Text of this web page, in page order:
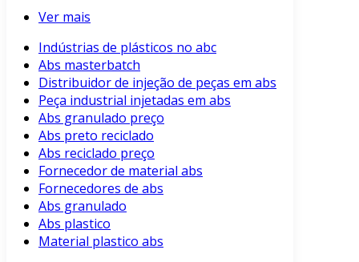
Ver mais
Indústrias de plásticos no abc
Abs masterbatch
Distribuidor de injeção de peças em abs
Peça industrial injetadas em abs
Abs granulado preço
Abs preto reciclado
Abs reciclado preço
Fornecedor de material abs
Fornecedores de abs
Abs granulado
Abs plastico
Material plastico abs